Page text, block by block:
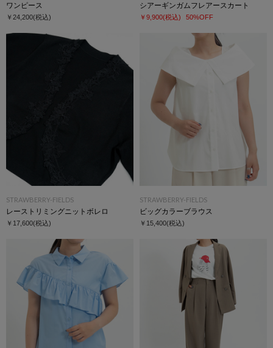
ワンピース
￥24,200(税込)
シアーギンガムフレアースカート
￥9,900(税込) 50%OFF
STRAWBERRY-FIELDS
レーストリミングニットボレロ
￥17,600(税込)
STRAWBERRY-FIELDS
ビッグカラーブラウス
￥15,400(税込)